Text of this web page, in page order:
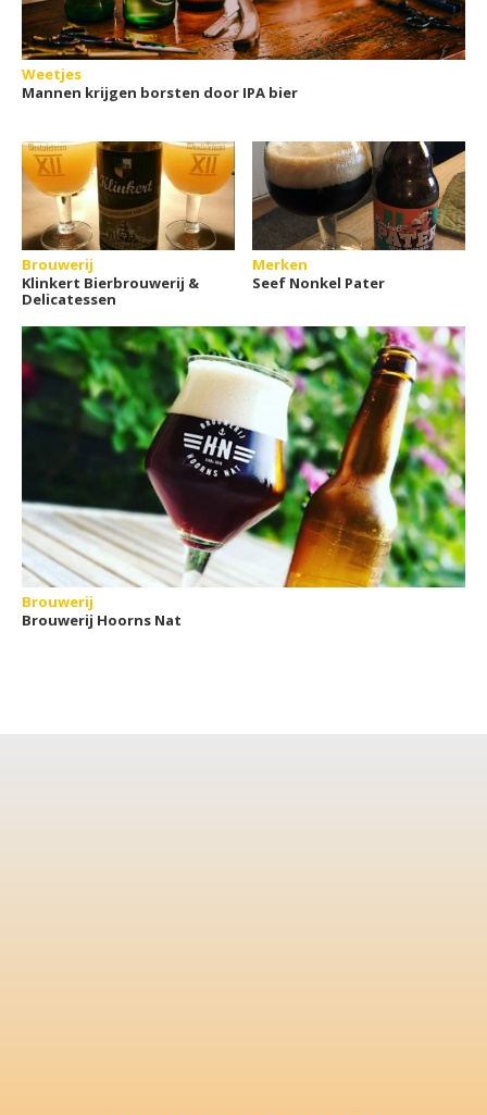
Weetjes
Mannen krijgen borsten door IPA bier
Brouwerij
Klinkert Bierbrouwerij &
Delicatessen
Merken
Seef Nonkel Pater
Brouwerij
Brouwerij Hoorns Nat